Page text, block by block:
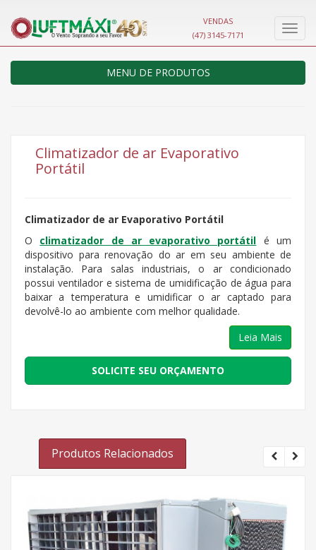
VENDAS
(47) 3145-7171
MENU DE PRODUTOS
Climatizador de ar Evaporativo
Portátil
Climatizador de ar Evaporativo Portátil
O climatizador de ar evaporativo portátil é um
dispositivo para renovação do ar em seu ambiente de
instalação. Para salas industriais, o ar condicionado
possui ventilador e sistema de umidificação de água para
baixar a temperatura e umidificar o ar captado para
devolvê-lo ao ambiente com melhor qualidade.
Leia Mais
SOLICITE SEU ORÇAMENTO
Produtos Relacionados